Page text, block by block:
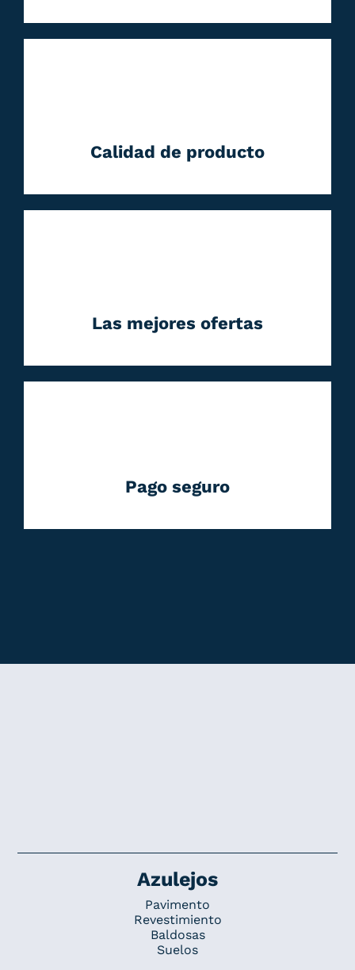
Calidad de producto
Las mejores ofertas
Pago seguro
Azulejos
Pavimento
Revestimiento
Baldosas
Suelos